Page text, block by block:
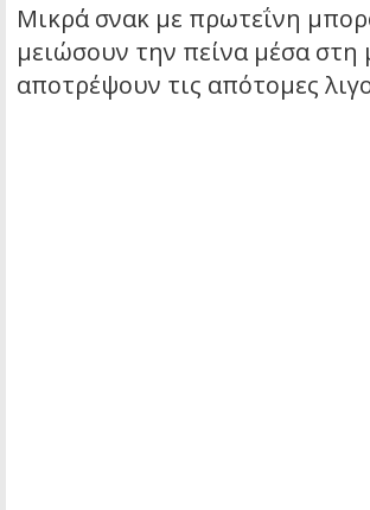
Μικρά σνακ με πρωτεΐνη
μειώσουν την πείνα μέσα στη
αποτρέψουν τις απότομες